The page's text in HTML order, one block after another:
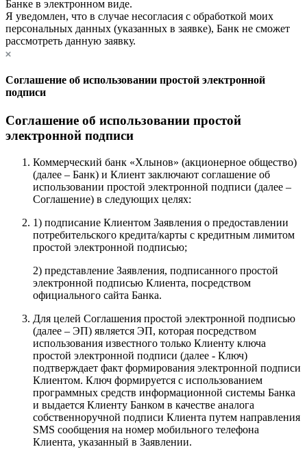
Банке в электронном виде.
Я уведомлен, что в случае несогласия с обработкой моих
персональных данных (указанных в заявке), Банк не сможет
рассмотреть данную заявку.
Соглашение об использовании простой электронной
подписи
Соглашение об использовании простой
электронной подписи
Коммерческий банк «Хлынов» (акционерное общество)
(далее – Банк) и Клиент заключают соглашение об
использовании простой электронной подписи (далее –
Соглашение) в следующих целях:
1) подписание Клиентом Заявления о предоставлении
потребительского кредита/карты с кредитным лимитом
простой электронной подписью;
2) представление Заявления, подписанного простой
электронной подписью Клиента, посредством
официального сайта Банка.
Для целей Соглашения простой электронной подписью
(далее – ЭП) является ЭП, которая посредством
использования известного только Клиенту ключа
простой электронной подписи (далее - Ключ)
подтверждает факт формирования электронной подписи
Клиентом. Ключ формируется с использованием
программных средств информационной системы Банка
и выдается Клиенту Банком в качестве аналога
собственноручной подписи Клиента путем направления
SMS сообщения на номер мобильного телефона
Клиента, указанный в Заявлении.